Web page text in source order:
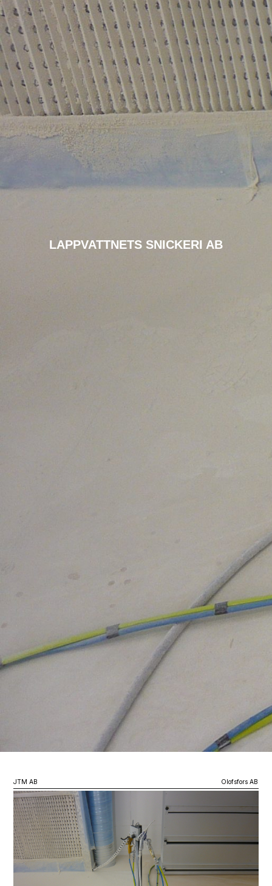
LAPPVATTNETS SNICKERI AB
JTM AB Olofsfors AB